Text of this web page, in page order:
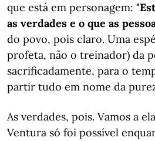
que está em personagem:
as verdades e o que as
do povo, pois claro. Uma
profeta, não o treinador) da
sacrificadamente, para o
partir tudo em nome da
As verdades, pois. Vamos a
Ventura só foi possível